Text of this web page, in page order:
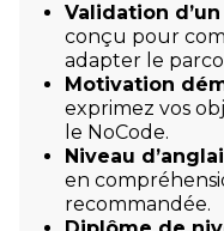
Validation
conçu pour
adapter le
Motivation
exprimez vos
le NoCode.
Niveau
en
recommandée.